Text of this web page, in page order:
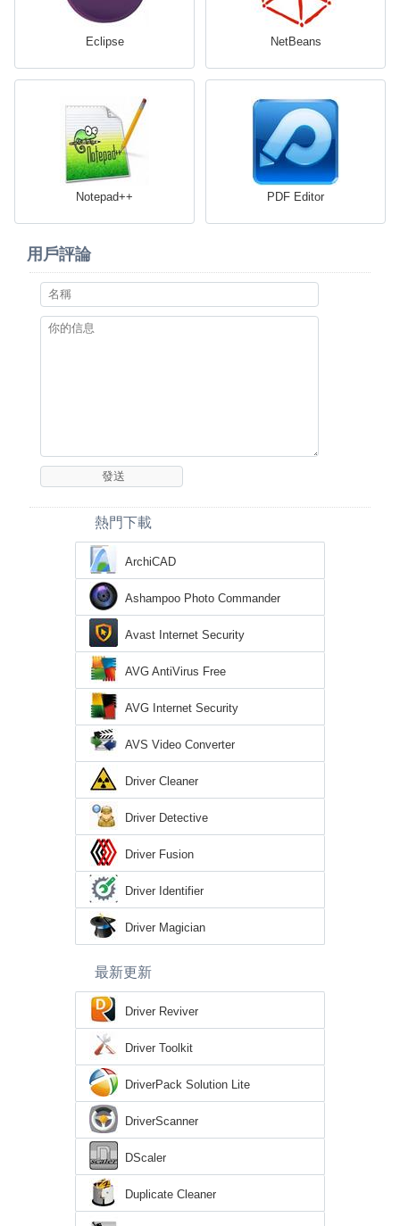
Eclipse NetBeans
Notepad++ PDF Editor
用戶評論
熱門下載
ArchiCAD
Ashampoo Photo Commander
Avast Internet Security
AVG AntiVirus Free
AVG Internet Security
AVS Video Converter
Driver Cleaner
Driver Detective
Driver Fusion
Driver Identifier
Driver Magician
最新更新
Driver Reviver
Driver Toolkit
DriverPack Solution Lite
DriverScanner
DScaler
Duplicate Cleaner